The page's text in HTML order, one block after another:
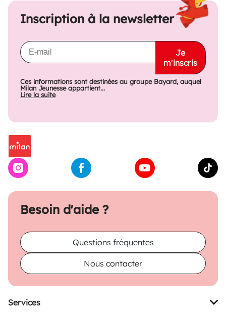
Besoin d'aide ?
Questions fréquentes
Nous contacter
Inscription à la newsletter
Je
m'inscris
Ces informations sont destinées au groupe Bayard, auquel
Milan Jeunesse appartient...
Lire la suite
Services